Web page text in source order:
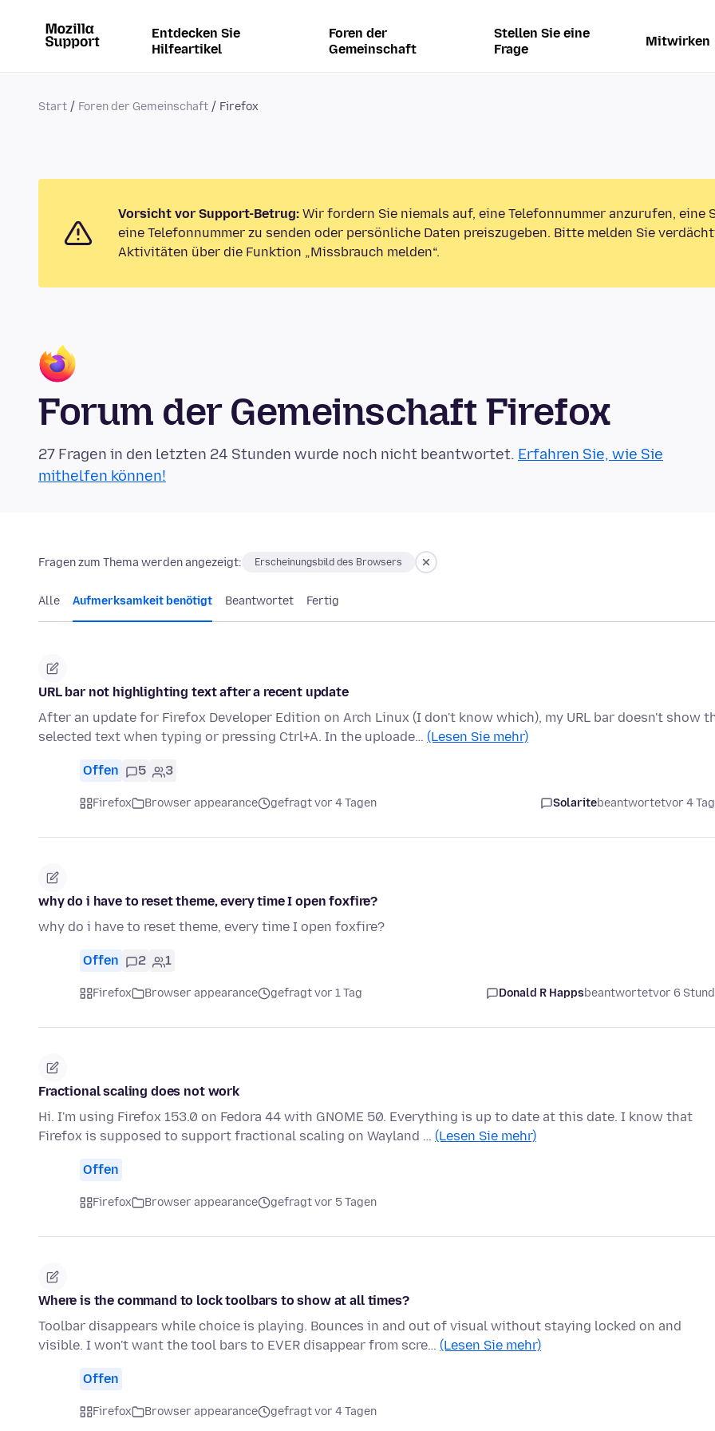
Entdecken Sie
Hilfeartikel
Foren der
Gemeinschaft
Stellen Sie eine
Frage
Mitwirken
Start Foren der Gemeinschaft Firefox
Vorsicht vor Support-Betrug: Wir fordern Sie niemals auf, eine Telefonnummer anzurufen, eine
eine Telefonnummer zu senden oder persönliche Daten preiszugeben. Bitte melden Sie
Aktivitäten über die Funktion „Missbrauch melden“.
Forum der Gemeinschaft Firefox
27 Fragen in den letzten 24 Stunden wurde noch nicht beantwortet. Erfahren Sie, wie Sie
mithelfen können!
Fragen zum Thema werden angezeigt: Erscheinungsbild des Browsers
Alle Aufmerksamkeit benötigt Beantwortet Fertig
URL bar not highlighting text after a recent update
After an update for Firefox Developer Edition on Arch Linux (I don't know which), my URL bar doesn't show
selected text when typing or pressing Ctrl+A. In the uploade… (Lesen Sie mehr)
Offen 5 3
Firefox Browser appearance gefragt vor 4 Tagen Solaritebeantwortetvor 4
why do i have to reset theme, every time I open foxfire?
why do i have to reset theme, every time I open foxfire?
Offen 2 1
Firefox Browser appearance gefragt vor 1 Tag Donald R Happsbeantwortetvor 6
Fractional scaling does not work
Hi. I'm using Firefox 153.0 on Fedora 44 with GNOME 50. Everything is up to date at this date. I know that
Firefox is supposed to support fractional scaling on Wayland … (Lesen Sie mehr)
Offen
Firefox Browser appearance gefragt vor 5 Tagen
Where is the command to lock toolbars to show at all times?
Toolbar disappears while choice is playing. Bounces in and out of visual without staying locked on and
visible. I won't want the tool bars to EVER disappear from scre… (Lesen Sie mehr)
Offen
Firefox Browser appearance gefragt vor 4 Tagen